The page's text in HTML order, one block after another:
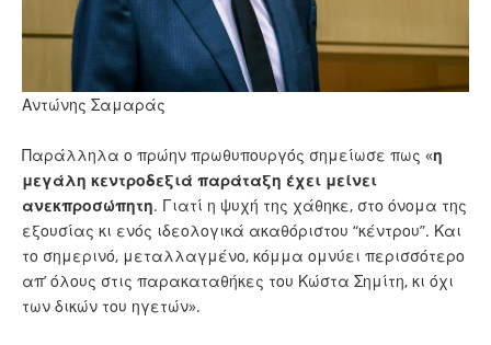
Αντώνης Σαμαράς
Παράλληλα ο πρώην πρωθυπουργός σημείωσε πως «η
μεγάλη κεντροδεξιά παράταξη έχει μείνει
ανεκπροσώπητη. Γιατί η ψυχή της χάθηκε, στο όνομα της
εξουσίας κι ενός ιδεολογικά ακαθόριστου “κέντρου”. Και
το σημερινό, μεταλλαγμένο, κόμμα ομνύει περισσότερο
απ’ όλους στις παρακαταθήκες του Κώστα Σημίτη, κι όχι
των δικών του ηγετών».